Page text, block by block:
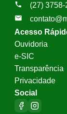
(27)
Acesso
Ouvidoria
e-SIC
Transparência
Privacidade
Social